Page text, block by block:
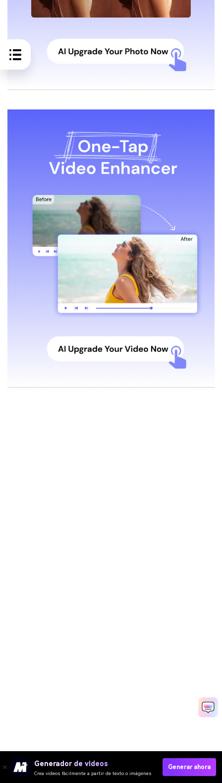
Generador de videos
Crea videos fácilmente a partir de texto o imágenes
Generar ahora